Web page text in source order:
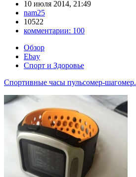
10 июля 2014, 21:49
nam25
10522
комментарии: 100
Обзор
Ebay
Спорт и Здоровье
Спортивные часы пульсомер-шагомер.